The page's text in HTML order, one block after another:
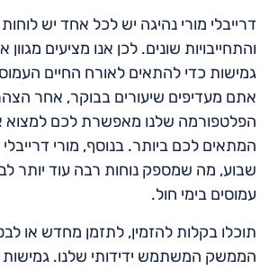
דרייבלי מורי נהיגה יש לכל אחד יש
והתחייבויות שונים. לכן אנו מציעים מגוון
גמישות כדי להתאים לאורח החיים
אתם מעדיפים שיעורים בבוקר, אחר
הפלטפורמה שלנו מאפשרת לכם למצוא
המתאים לכם ביותר. בנוסף, מורי דרייבלי
שבוע, מה שמספק נוחות רבה עוד יותר
עמוסים בימי חול.
תוכלו בקלות להזמין, לתזמן מחדש או
הממשק המשתמש ידידותי שלנו. גמישות